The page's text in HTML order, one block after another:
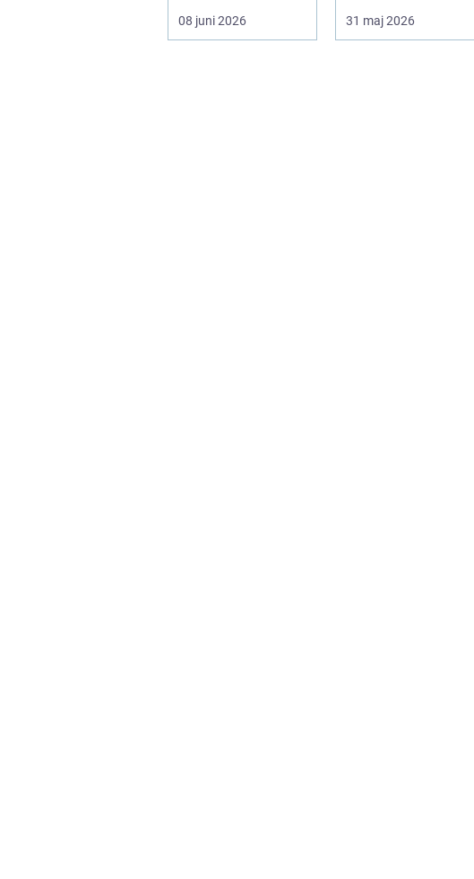
tänker på. Rätt
utformad...
08 juni 2026
för både människa
och miljö behö...
31 maj 2026